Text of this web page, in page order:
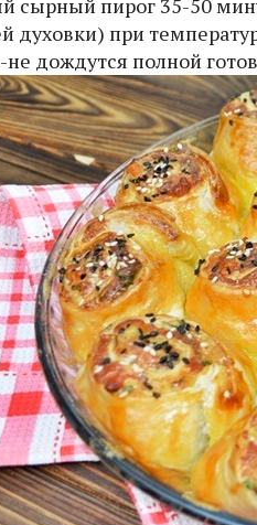
сырный пирог 35-50
духовки) при
дождутся полной